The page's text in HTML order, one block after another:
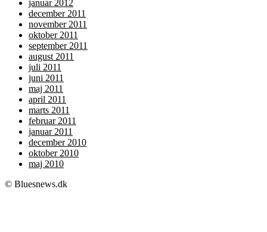
januar 2012
december 2011
november 2011
oktober 2011
september 2011
august 2011
juli 2011
juni 2011
maj 2011
april 2011
marts 2011
februar 2011
januar 2011
december 2010
oktober 2010
maj 2010
© Bluesnews.dk